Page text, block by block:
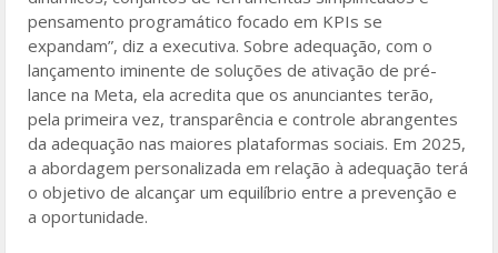
pensamento programático focado em KPIs se
expandam”, diz a executiva. Sobre adequação, com o
lançamento iminente de soluções de ativação de pré-
lance na Meta, ela acredita que os anunciantes terão,
pela primeira vez, transparência e controle abrangentes
da adequação nas maiores plataformas sociais. Em 2025,
a abordagem personalizada em relação à adequação terá
o objetivo de alcançar um equilíbrio entre a prevenção e
a oportunidade.